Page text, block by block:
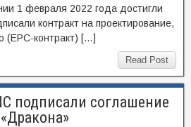
1 февраля 2022 года достигли
контракт на проектирование,
(EPC-контракт) […]
Read Post
подписали соглашение